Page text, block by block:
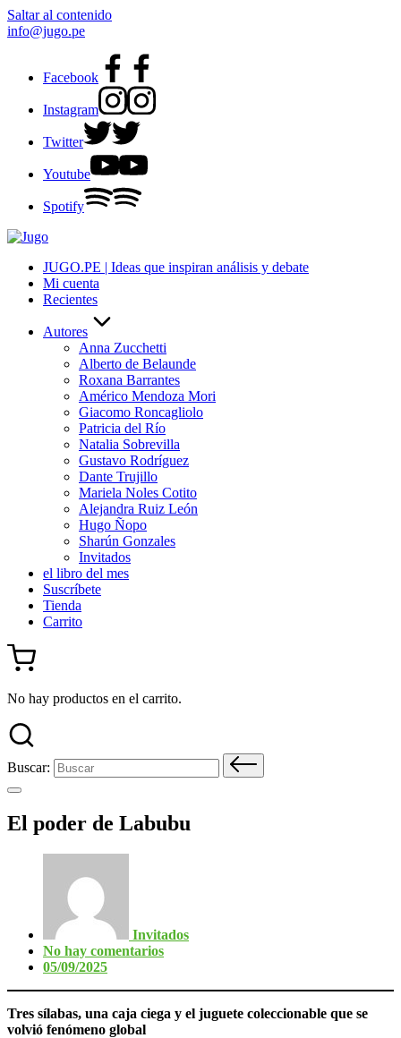
Saltar al contenido
info@jugo.pe
Facebook
Instagram
Twitter
Youtube
Spotify
JUGO.PE | Ideas que inspiran análisis y debate
Mi cuenta
Recientes
Autores
Anna Zucchetti
Alberto de Belaunde
Roxana Barrantes
Américo Mendoza Mori
Giacomo Roncagliolo
Patricia del Río
Natalia Sobrevilla
Gustavo Rodríguez
Dante Trujillo
Mariela Noles Cotito
Alejandra Ruiz León
Hugo Ñopo
Sharún Gonzales
Invitados
el libro del mes
Suscríbete
Tienda
Carrito
No hay productos en el carrito.
Buscar:
El poder de Labubu
Invitados
No hay comentarios
05/09/2025
Tres sílabas, una caja ciega y el juguete coleccionable que se
volvió fenómeno global